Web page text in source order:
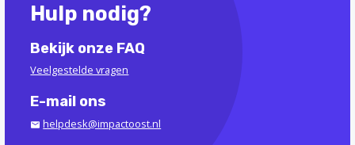
Hulp nodig?
Bekijk onze FAQ
Veelgestelde vragen
E-mail ons
helpdesk@impactoost.nl